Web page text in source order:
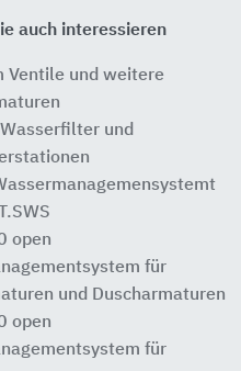
auch interessieren
Ventile und weitere
und
open
für
und Duscharmaturen
open
für